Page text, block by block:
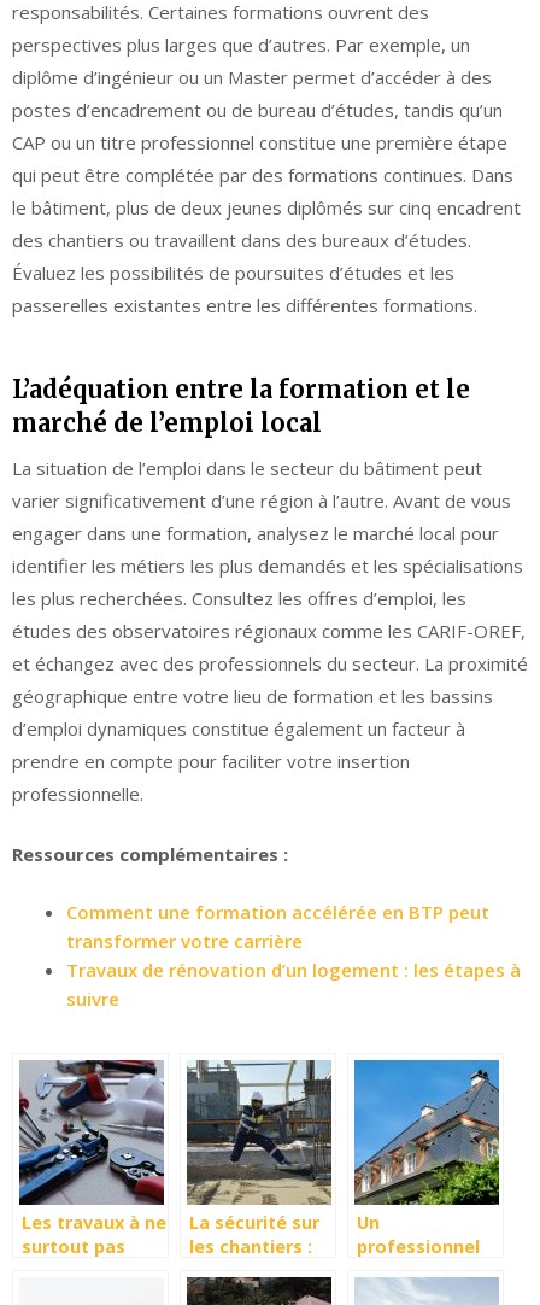
responsabilités. Certaines formations ouvrent des
perspectives plus larges que d’autres. Par exemple, un
diplôme d’ingénieur ou un Master permet d’accéder à des
postes d’encadrement ou de bureau d’études, tandis qu’un
CAP ou un titre professionnel constitue une première étape
qui peut être complétée par des formations continues. Dans
le bâtiment, plus de deux jeunes diplômés sur cinq encadrent
des chantiers ou travaillent dans des bureaux d’études.
Évaluez les possibilités de poursuites d’études et les
passerelles existantes entre les différentes formations.
L’adéquation entre la formation et le
marché de l’emploi local
La situation de l’emploi dans le secteur du bâtiment peut
varier significativement d’une région à l’autre. Avant de vous
engager dans une formation, analysez le marché local pour
identifier les métiers les plus demandés et les spécialisations
les plus recherchées. Consultez les offres d’emploi, les
études des observatoires régionaux comme les CARIF-OREF,
et échangez avec des professionnels du secteur. La proximité
géographique entre votre lieu de formation et les bassins
d’emploi dynamiques constitue également un facteur à
prendre en compte pour faciliter votre insertion
professionnelle.
Ressources complémentaires :
Comment une formation accélérée en BTP peut
transformer votre carrière
Travaux de rénovation d’un logement : les étapes à
suivre
Les travaux à ne
surtout pas
La sécurité sur
les chantiers :
à respecter
Un
professionnel
les matériaux